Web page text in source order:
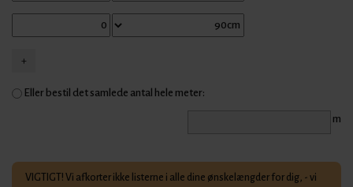
Eller bestil det samlede antal hele meter:
m
VIGTIGT! Vi afkorter ikke listerne i alle dine ønskelængder for dig, - vi